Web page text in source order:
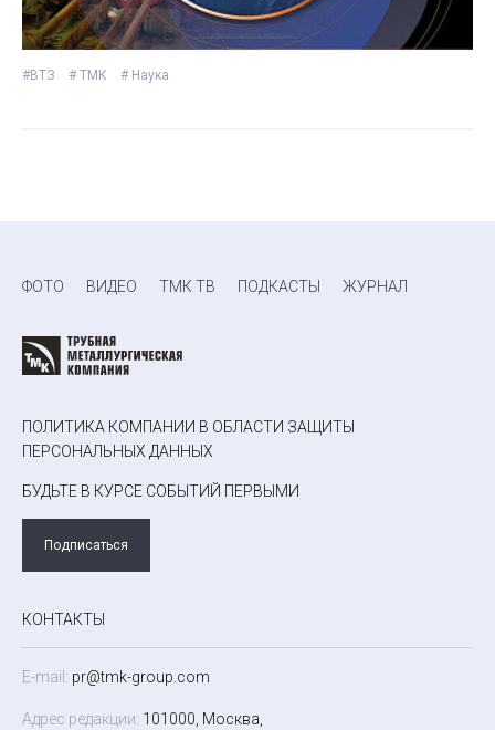
#ВТЗ # ТМК # Наука
ФОТО ВИДЕО ТМК ТВ ПОДКАСТЫ ЖУРНАЛ
ПОЛИТИКА КОМПАНИИ В ОБЛАСТИ ЗАЩИТЫ
ПЕРСОНАЛЬНЫХ ДАННЫХ
БУДЬТЕ В КУРСЕ СОБЫТИЙ ПЕРВЫМИ
Подписаться
КОНТАКТЫ
E-mail: pr@tmk-group.com
Адрес редакции: 101000, Москва,